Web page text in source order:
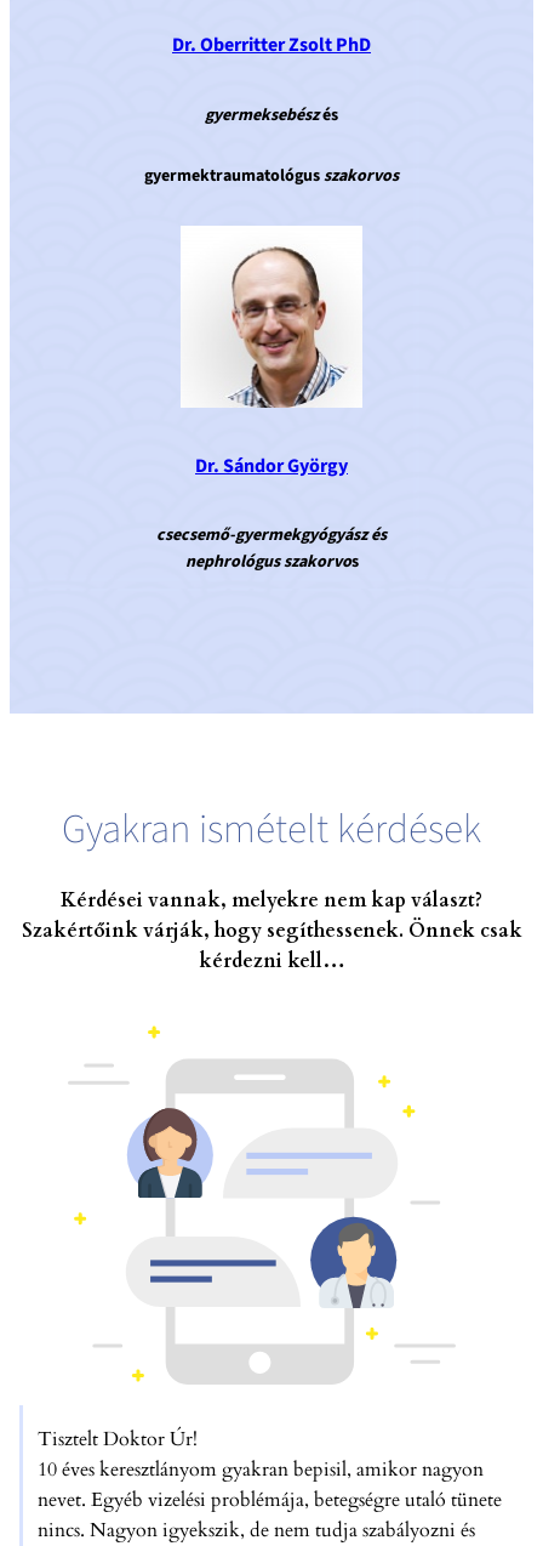
Dr. Oberritter Zsolt PhD
gyermeksebészés
gyermektraumatológusszakorvos
Dr. Sándor György
csecsemő-gyermekgyógyász és
nephrológus szakorvos
Gyakran ismételt kérdések
Kérdései vannak, melyekre nem kap választ?
Szakértőink várják, hogy segíthessenek. Önnek csak
kérdezni kell…
Tisztelt Doktor Úr!
10 éves keresztlányom gyakran bepisil, amikor nagyon
nevet. Egyéb vizelési problémája, betegségre utaló tünete
nincs. Nagyon igyekszik, de nem tudja szabályozni és